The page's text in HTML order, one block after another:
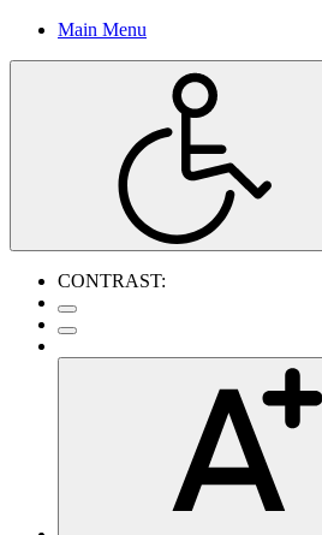
Main Menu
CONTRAST: